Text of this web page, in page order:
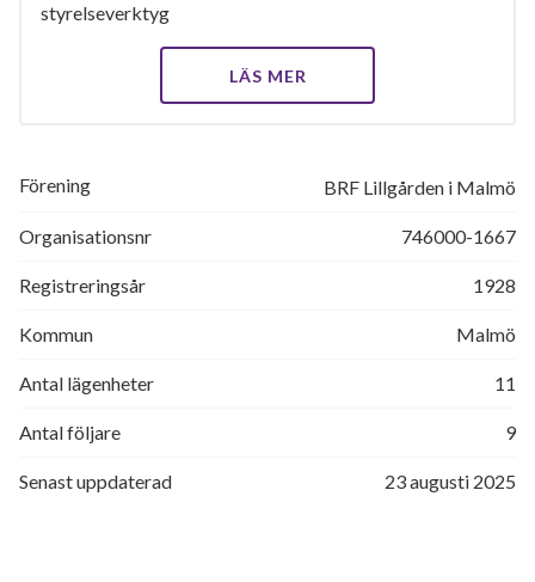
styrelseverktyg
LÄS MER
Förening BRF Lillgården i Malmö
Organisationsnr 746000-1667
Registreringsår 1928
Kommun Malmö
Antal lägenheter 11
Antal följare 9
Senast uppdaterad 23 augusti 2025